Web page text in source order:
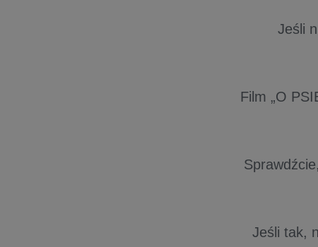
Jeśli
Film „O
Jeśli tak,